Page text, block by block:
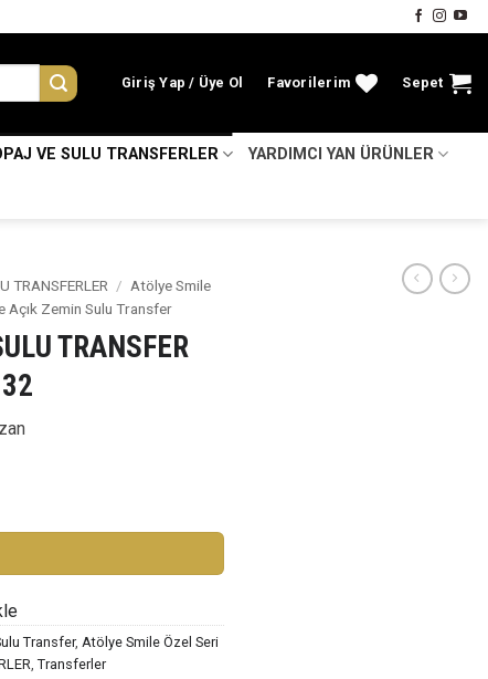
Giriş Yap Favorilerim Sepet
VE SULU TRANSFERLER YARDIMCI YAN ÜRÜNLER
TRANSFERLER / Atölye Smile
Açık Zemin Sulu Transfer
TRANSFER
SML-132 adet
Transfer, Atölye Smile Özel Seri
, Transferler